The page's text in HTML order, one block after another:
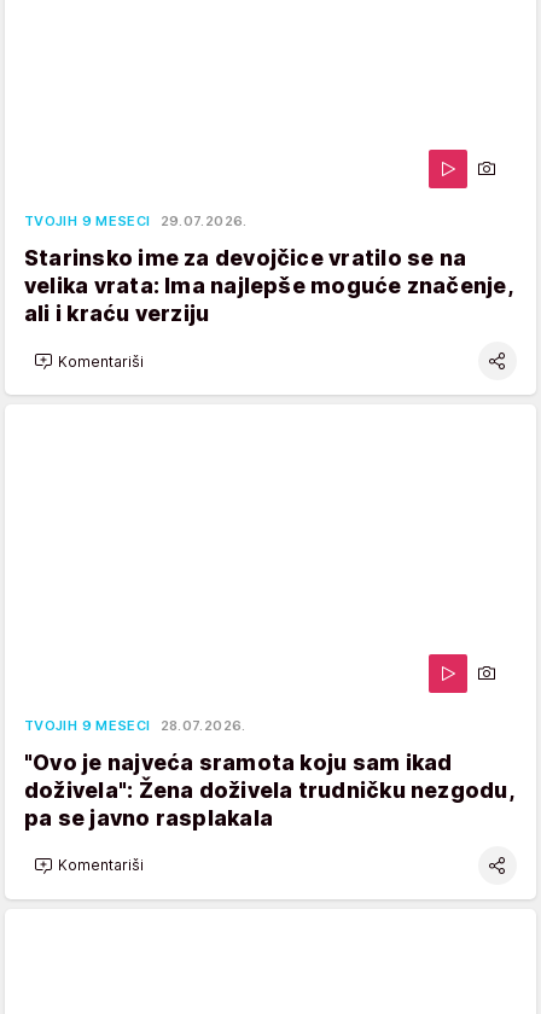
TVOJIH 9 MESECI 29.07.2026.
Starinsko ime za devojčice vratilo se na
velika vrata: Ima najlepše moguće značenje,
ali i kraću verziju
Komentariši
TVOJIH 9 MESECI 28.07.2026.
"Ovo je najveća sramota koju sam ikad
doživela": Žena doživela trudničku nezgodu,
pa se javno rasplakala
Komentariši